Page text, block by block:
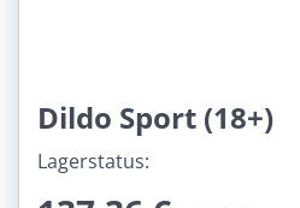
Dildo Sport (18+)
Lagerstatus: